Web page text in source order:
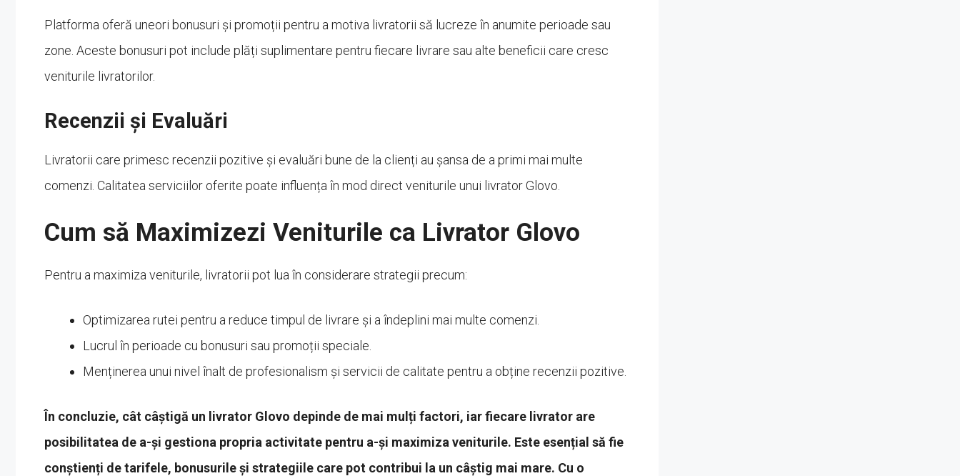
Platforma oferă uneori bonusuri și promoții pentru a motiva livratorii să lucreze în anumite perioade sau
zone. Aceste bonusuri pot include plăți suplimentare pentru fiecare livrare sau alte beneficii care cresc
veniturile livratorilor.
Recenzii și Evaluări
Livratorii care primesc recenzii pozitive și evaluări bune de la clienți au șansa de a primi mai multe
comenzi. Calitatea serviciilor oferite poate influența în mod direct veniturile unui livrator Glovo.
Cum să Maximizezi Veniturile ca Livrator Glovo
Pentru a maximiza veniturile, livratorii pot lua în considerare strategii precum:
Optimizarea rutei pentru a reduce timpul de livrare și a îndeplini mai multe comenzi.
Lucrul în perioade cu bonusuri sau promoții speciale.
Menținerea unui nivel înalt de profesionalism și servicii de calitate pentru a obține recenzii pozitive.
În concluzie, cât câștigă un livrator Glovo depinde de mai mulți factori, iar fiecare livrator are
posibilitatea de a-și gestiona propria activitate pentru a-și maximiza veniturile. Este esențial să fie
conștienți de tarifele, bonusurile și strategiile care pot contribui la un câștig mai mare. Cu o